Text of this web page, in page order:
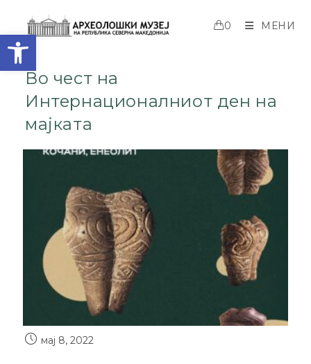
Open toolbar
0 МЕНИ
Во чест на
Интернационалниот ден на
мајката
мај 8, 2022